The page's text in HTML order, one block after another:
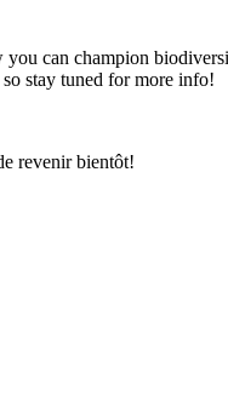
can champion
stay tuned for more info!
revenir bientôt!